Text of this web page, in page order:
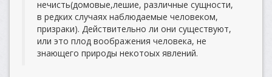
нечисть(домовые,лешие, различные сущности,
в редких случаях наблюдаемые человеком,
призраки). Действительно ли они существуют,
или это плод воображения человека, не
знающего природы некотоых явлений.